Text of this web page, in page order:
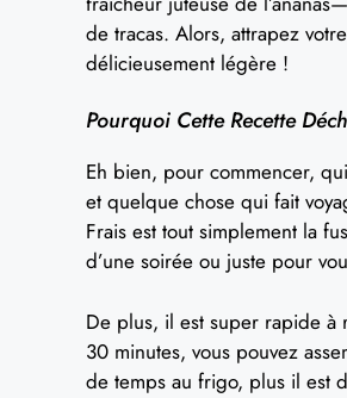
de tracas. Alors, attrapez
délicieusement légère !
Pourquoi Cette Recette
Eh bien, pour commencer,
et quelque chose qui fait
Frais est tout simplement la
d’une soirée ou juste pour
De plus, il est super rapide à
30 minutes, vous pouvez
de temps au frigo, plus il est